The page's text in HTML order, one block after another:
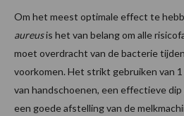
Om het meest optimale effect te
aureusis het van belang om alle
moet overdracht van de bacterie
voorkomen. Het strikt gebruiken van
van handschoenen, een effectieve
een goede afstelling van de